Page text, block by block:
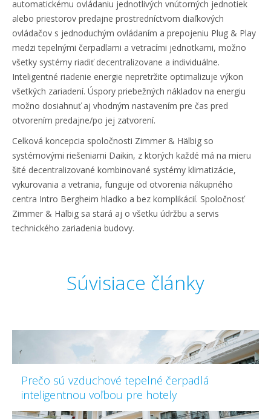
automatickému ovládaniu jednotlivých vnútorných jednotiek
alebo priestorov predajne prostredníctvom diaľkových
ovládačov s jednoduchým ovládaním a prepojeniu Plug & Play
medzi tepelnými čerpadlami a vetracími jednotkami, možno
všetky systémy riadiť decentralizovane a individuálne.
Inteligentné riadenie energie nepretržite optimalizuje výkon
všetkých zariadení. Úspory priebežných nákladov na energiu
možno dosiahnuť aj vhodným nastavením pre čas pred
otvorením predajne/po jej zatvorení.
Celková koncepcia spoločnosti Zimmer & Hälbig so
systémovými riešeniami Daikin, z ktorých každé má na mieru
šité decentralizované kombinované systémy klimatizácie,
vykurovania a vetrania, funguje od otvorenia nákupného
centra Intro Bergheim hladko a bez komplikácií. Spoločnosť
Zimmer & Hälbig sa stará aj o všetku údržbu a servis
technického zariadenia budovy.
Súvisiace články
Prečo sú vzduchové tepelné čerpadlá
inteligentnou voľbou pre hotely